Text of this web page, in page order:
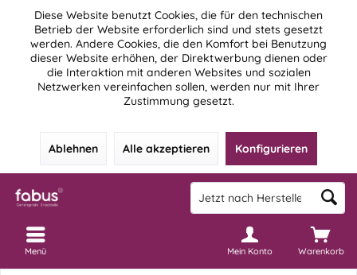
Diese Website benutzt Cookies, die für den technischen
Betrieb der Website erforderlich sind und stets gesetzt
werden. Andere Cookies, die den Komfort bei Benutzung
dieser Website erhöhen, der Direktwerbung dienen oder
die Interaktion mit anderen Websites und sozialen
Netzwerken vereinfachen sollen, werden nur mit Ihrer
Zustimmung gesetzt.
Ablehnen Alle akzeptieren Konfigurieren
Warenkorb
Mein Konto
Menü